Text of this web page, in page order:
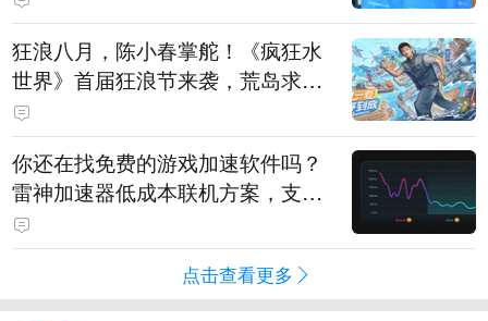
狂浪八月，陈小春掌舵！《疯狂水
世界》首届狂浪节来袭，荒岛求生
直播即将开启
你还在找免费的游戏加速软件吗？
雷神加速器低成本联机方案，支持
免费试用
点击查看更多